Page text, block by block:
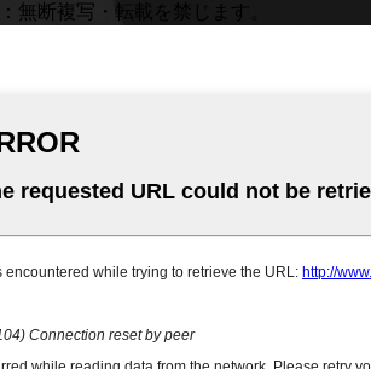
無断複写・転載を禁じます。